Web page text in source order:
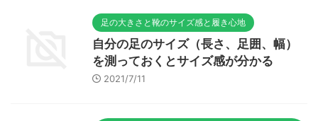
足の大きさと靴のサイズ感と履き心地
自分の足のサイズ（長さ、足囲、幅）
を測っておくとサイズ感が分かる
2021/7/11